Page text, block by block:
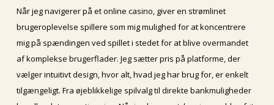
Når jeg navigerer på et online casino, giver en strømlinet
brugeroplevelse spillere som mig mulighed for at koncentrere
mig på spændingen ved spillet i stedet for at blive overmandet
af komplekse brugerflader. Jeg sætter pris på platforme, der
vælger intuitivt design, hvor alt, hvad jeg har brug for, er enkelt
tilgængeligt. Fra øjeblikkelige spilvalg til direkte bankmuligheder